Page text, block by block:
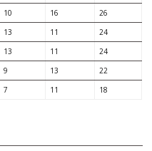
10 16
26
13 11
24
13 11
24
9 13
22
7 11 18